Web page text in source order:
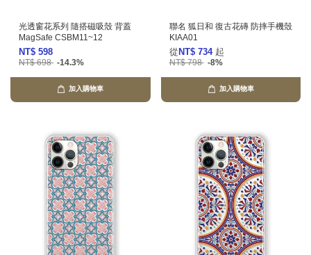
光透窗花系列 隨搭磁吸殼 背蓋
MagSafe CSBM11~12
NT$ 598
NT$ 698 -14.3%
加入購物車
聯名 狐日和 復古花磚 防摔手機殼
KIAA01
從 NT$ 734 起
NT$ 798 -8%
加入購物車